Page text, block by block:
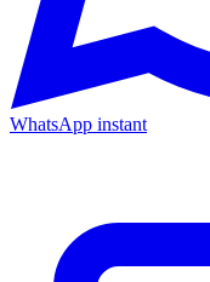
WhatsApp instant